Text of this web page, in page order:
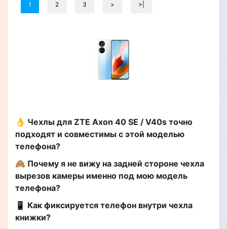
1 2 3 > >|
👌 Чехлы для ZTE Axon 40 SE / V40s точно
подходят и совместимы с этой моделью
телефона?
🙈 Почему я не вижу на задней стороне чехла
вырезов камеры именно под мою модель
телефона?
📱 Как фиксируется телефон внутри чехла
книжки?